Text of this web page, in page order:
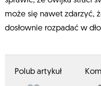
może się nawet zdarzyć,
dosłownie rozpadać w
Polub artykuł